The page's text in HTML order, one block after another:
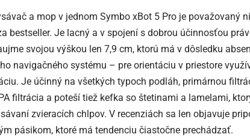
a mop v jednom Symbo xBot 5 Pro je považovaný
bestseller. Je lacný a v spojení s dobrou účinnosťou
svojou výškou len 7,9 cm, ktorú má v dôsledku
navigačného systému – pre orientáciu v priestore
Je účinný na všetkých typoch podláh, primárnou
filtrácia a poteší tiež kefka so štetinami a lamelami,
zvieracích chlpov. V recenziách sa len objavuje
pásikom, ktoré má tendenciu čiastočne prechádzať.